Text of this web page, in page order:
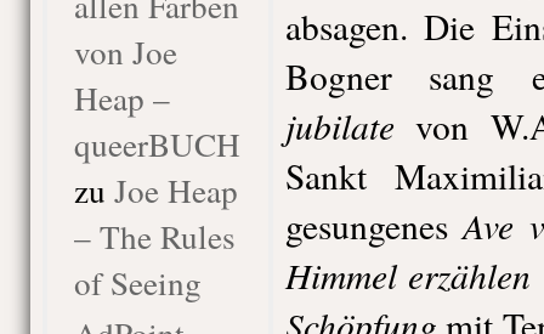
von Joe
Heap –
queerBUCH
zu Joe Heap
– The Rules
of Seeing
absagen. Die
Bogner
jubilate von
Sankt
gesungenesAve
Himmel erzählen
Schöpfung